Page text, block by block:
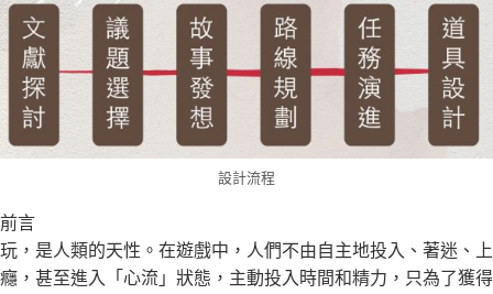
設計流程
前言
玩，是人類的天性。在遊戲中，人們不由自主地投入、著迷、上
癮，甚至進入「心流」狀態，主動投入時間和精力，只為了獲得